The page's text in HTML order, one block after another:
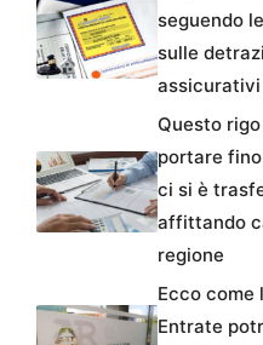
seguendo
sulle
assicurativi
Questo
portare
ci si è
affittando
regione
Ecco come
Entrate